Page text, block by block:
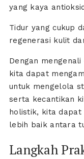
yang kaya
Tidur yang cukup
regenerasi kulit
Dengan
kita dapat
untuk mengelola
serta kecantikan
holistik, kita dapat
lebih baik antara
Langkah